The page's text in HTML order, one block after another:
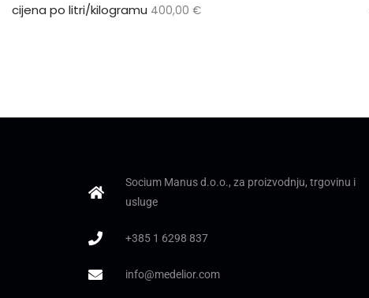
cijena po litri/kilogramu 400,00 €
Socium Manus d.o.o., za proizvodnju, trgovinu i
usluge
+385 1 6298 837
info@medelior.com